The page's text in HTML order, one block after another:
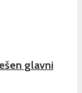
glavni